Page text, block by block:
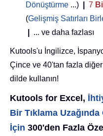
Dönüştürme ...) 7
(Gelişmiş Satırları
... ve daha fazlası
Kutools'u İngilizce,
Çince ve 40'tan fazla
dilde kullanın!
Kutools for Excel,
Bir Tıklama
İçin 300'den Fazla